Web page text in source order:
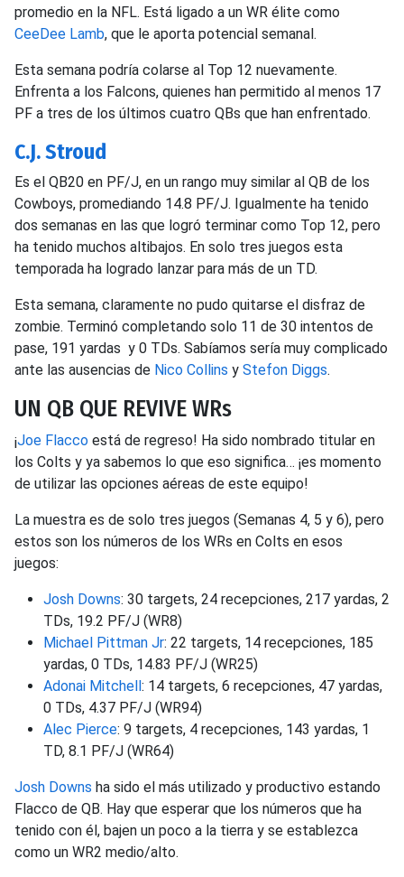
promedio en la NFL. Está ligado a un WR élite como
CeeDee Lamb, que le aporta potencial semanal.
Esta semana podría colarse al Top 12 nuevamente.
Enfrenta a los Falcons, quienes han permitido al menos 17
PF a tres de los últimos cuatro QBs que han enfrentado.
C.J. Stroud
Es el QB20 en PF/J, en un rango muy similar al QB de los
Cowboys, promediando 14.8 PF/J. Igualmente ha tenido
dos semanas en las que logró terminar como Top 12, pero
ha tenido muchos altibajos. En solo tres juegos esta
temporada ha logrado lanzar para más de un TD.
Esta semana, claramente no pudo quitarse el disfraz de
zombie. Terminó completando solo 11 de 30 intentos de
pase, 191 yardas y 0 TDs. Sabíamos sería muy complicado
ante las ausencias de Nico Collins y Stefon Diggs.
UN QB QUE REVIVE WRs
¡Joe Flacco está de regreso! Ha sido nombrado titular en
los Colts y ya sabemos lo que eso significa… ¡es momento
de utilizar las opciones aéreas de este equipo!
La muestra es de solo tres juegos (Semanas 4, 5 y 6), pero
estos son los números de los WRs en Colts en esos
juegos:
Josh Downs: 30 targets, 24 recepciones, 217 yardas, 2
TDs, 19.2 PF/J (WR8)
Michael Pittman Jr: 22 targets, 14 recepciones, 185
yardas, 0 TDs, 14.83 PF/J (WR25)
Adonai Mitchell: 14 targets, 6 recepciones, 47 yardas,
0 TDs, 4.37 PF/J (WR94)
Alec Pierce: 9 targets, 4 recepciones, 143 yardas, 1
TD, 8.1 PF/J (WR64)
Josh Downs ha sido el más utilizado y productivo estando
Flacco de QB. Hay que esperar que los números que ha
tenido con él, bajen un poco a la tierra y se establezca
como un WR2 medio/alto.